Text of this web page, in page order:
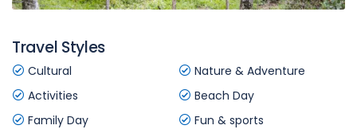
Travel Styles
Cultural
Nature & Adventure
Activities
Beach Day
Family Day
Fun & sports